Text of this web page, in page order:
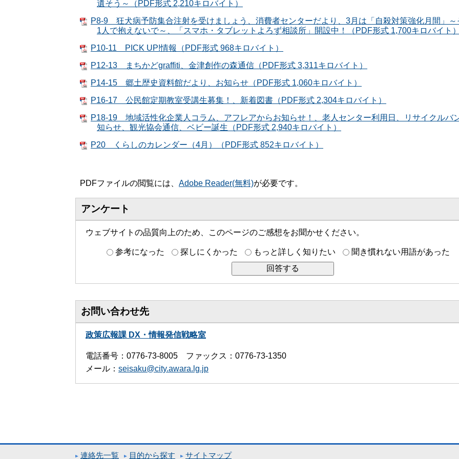
遺そう～（PDF形式 2,210キロバイト）
P8-9 狂犬病予防集合注射を受けましょう、消費者センターだより、3月は「自殺対策強化月間」～
1人で抱えないで～、「スマホ・タブレットよろず相談所」開設中！（PDF形式 1,700キロバイト）
P10-11 PICK UP!情報（PDF形式 968キロバイト）
P12-13 まちかどgraffiti、金津創作の森通信（PDF形式 3,311キロバイト）
P14-15 郷土歴史資料館だより、お知らせ（PDF形式 1,060キロバイト）
P16-17 公民館定期教室受講生募集！、新着図書（PDF形式 2,304キロバイト）
P18-19 地域活性化企業人コラム、アフレアからお知らせ！、老人センター利用日、リサイクルバ
知らせ、観光協会通信、ベビー誕生（PDF形式 2,940キロバイト）
P20 くらしのカレンダー（4月）（PDF形式 852キロバイト）
PDFファイルの閲覧には、 Adobe Reader(無料)が必要です。
アンケート
ウェブサイトの品質向上のため、このページのご感想をお聞かせください。
参考になった 探しにくかった もっと詳しく知りたい 聞き慣れない用語があった
お問い合わせ先
政策広報課 DX・情報発信戦略室
電話番号：0776-73-8005 ファックス：0776-73-1350
メール： seisaku@city.awara.lg.jp
連絡先一覧 目的から探す サイトマップ